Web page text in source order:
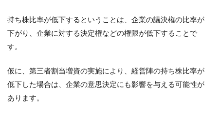
持ち株比率が低下するということは、企業の議決権の比率が
下がり、企業に対する決定権などの権限が低下することで
す。
仮に、第三者割当増資の実施により、経営陣の持ち株比率が
低下した場合は、企業の意思決定にも影響を与える可能性が
あります。